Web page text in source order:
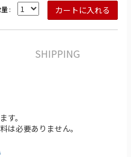
:
SHIPPING
す。
は必要ありません。